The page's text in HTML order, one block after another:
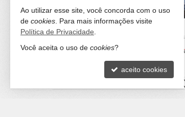
#513
TAQUARA
Recreio
Apartamento
Ao utilizar esse site, você concorda com o uso
de cookies . Para mais informações visite
Política de Privacidade
Você aceita o uso de cookies?
aceito cookies